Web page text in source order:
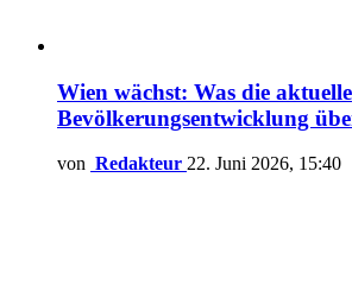
Wien wächst: Was die aktuelle
Bevölkerungsentwicklung
von Redakteur 22. Juni 2026, 15:40